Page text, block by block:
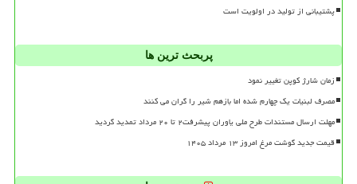
پشتیبانی از تولید در اولویت است
پربحث ترین ها
زمان شارژ کوپن تغییر نمود
مصرف لبنیات یک چهارم شده اما بازهم شیر را گران می کنند
مهلت ارسال مستندات طرح ملی یاوران پیشرفت۲ تا ۲۰ مرداد تمدید گردید
قیمت جدید گوشت مرغ امروز ۱۳ مرداد ۱۴۰۵